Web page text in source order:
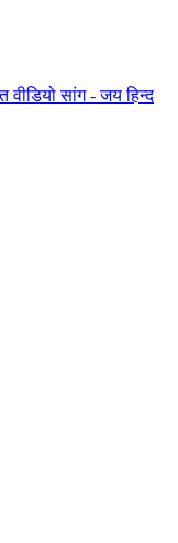
सांग - जय हिन्द